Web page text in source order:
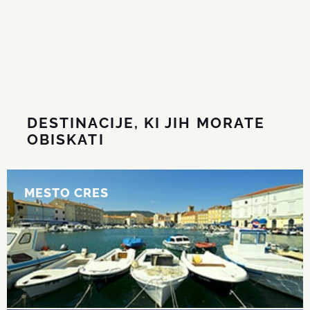
DESTINACIJE, KI JIH MORATE
OBISKATI
MESTO CRES
MESTO CRES
Največji kraj na otoku.
PREBERITE VEČ